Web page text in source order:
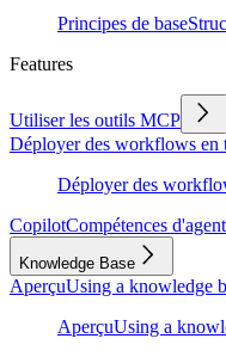
Principes de base
Features
Utiliser les outils MCP
Déployer des workflows en
Déployer des
CopilotCompétences d'agent
Knowledge Base
AperçuUsing a knowledge
AperçuUsing a